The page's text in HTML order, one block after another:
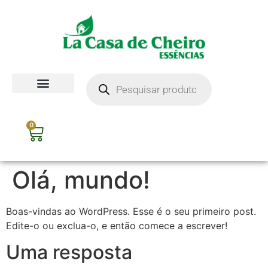
0
Olá, mundo!
Boas-vindas ao WordPress. Esse é o seu primeiro post.
Edite-o ou exclua-o, e então comece a escrever!
Uma resposta